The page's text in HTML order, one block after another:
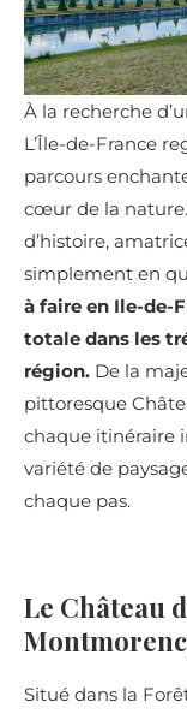
À la recherche
L’Île-de-France
parcours
cœur de la nature.
d’histoire,
simplement en
à faire en Ile-de-
totale dans les
région. De la
pittoresque
chaque itinéraire
variété de
chaque pas.
Le Château
Situé dans la